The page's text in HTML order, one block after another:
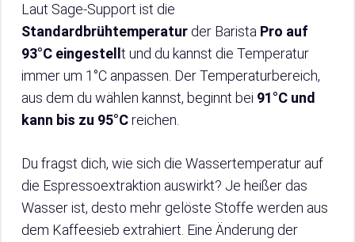
Laut Sage-Support ist die
Standardbrühtemperatur der Barista Pro auf
93°C eingestell t und du kannst die Temperatur
immer um 1°C anpassen. Der Temperaturbereich,
aus dem du wählen kannst, beginnt bei 91°C und
kann bis zu 95°Creichen.
Du fragst dich, wie sich die Wassertemperatur auf
die Espressoextraktion auswirkt? Je heißer das
Wasser ist, desto mehr gelöste Stoffe werden aus
dem Kaffeesieb extrahiert. Eine Änderung der